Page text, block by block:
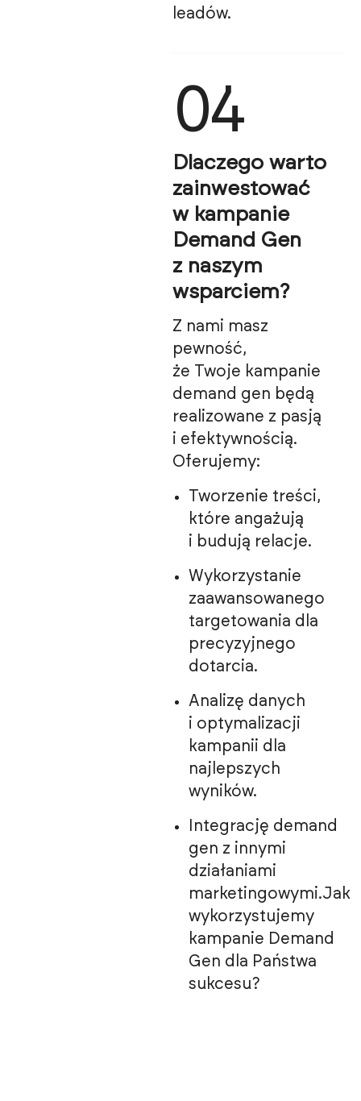
leadów.
04
Dlaczego warto
zainwestować
w kampanie
Demand Gen
z naszym
wsparciem?
Z nami masz
pewność,
że Twoje kampanie
demand gen będą
realizowane z pasją
i efektywnością.
Oferujemy:
Tworzenie treści,
które angażują
i budują relacje.
Wykorzystanie
zaawansowanego
targetowania dla
precyzyjnego
dotarcia.
Analizę danych
i optymalizacji
kampanii dla
najlepszych
wyników.
Integrację demand
gen z innymi
działaniami
marketingowymi.Jak
wykorzystujemy
kampanie Demand
Gen dla Państwa
sukcesu?